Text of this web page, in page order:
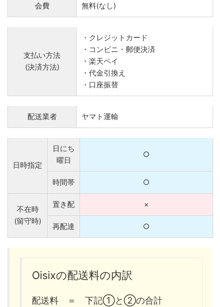
会費 無料(なし)
支払い方法
(決済方法)
・クレジットカード
・コンビニ・郵便決済
・楽天ペイ
・代金引換え
・口座振替
配送業者 ヤマト運輸
日時指定
日にち
曜日
○
時間帯 ○
不在時
(留守時)
置き配 ×
再配達 ○
Oisixの配送料の内訳
配送料 ＝ 下記①と②の合計